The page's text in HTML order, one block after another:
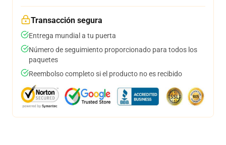
Transacción segura
Entrega mundial a tu puerta
Número de seguimiento proporcionado para todos los
paquetes
Reembolso completo si el producto no es recibido